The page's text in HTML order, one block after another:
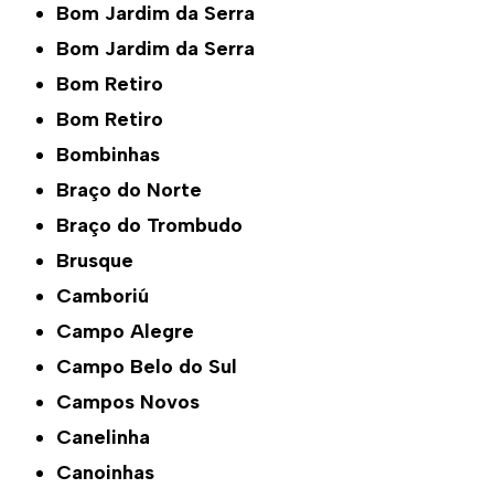
Bom Jardim da Serra
Bom Jardim da Serra
Bom Retiro
Bom Retiro
Bombinhas
Braço do Norte
Braço do Trombudo
Brusque
Camboriú
Campo Alegre
Campo Belo do Sul
Campos Novos
Canelinha
Canoinhas